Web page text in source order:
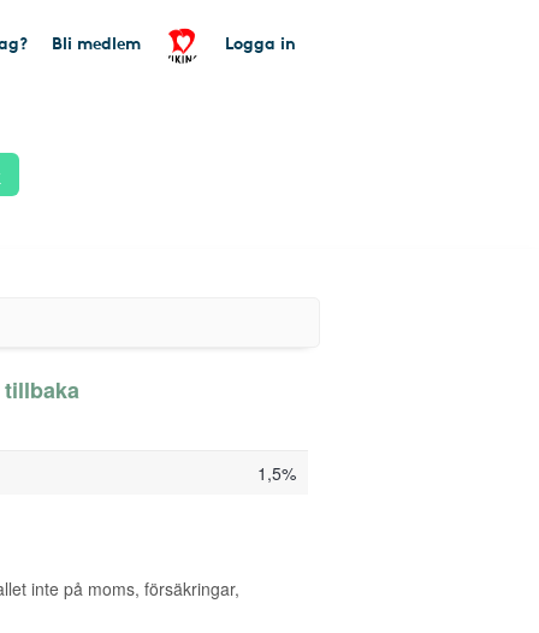
Bli medlem Logga in
tillbaka
1,5%
inte på moms, försäkringar,